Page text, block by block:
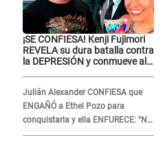
¡SE CONFIESA! Kenji Fujimori
REVELA su dura batalla contra
la DEPRESIÓN y conmueve al
Julián Alexander CONFIESA que
ENGAÑÓ a Ethel Pozo para
conquistarla y ella ENFURECE: "No
te lo voy a perdonar nunca"